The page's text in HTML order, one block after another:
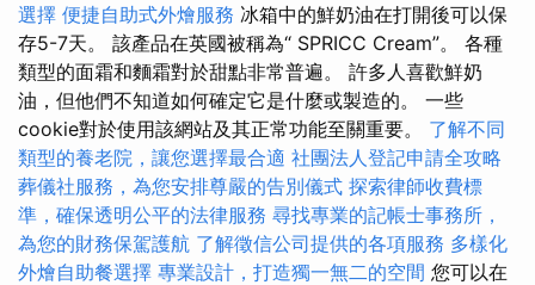
選擇 便捷自助式外燴服務 冰箱中的鮮奶油在打開後可以保
存5-7天。 該產品在英國被稱為“ SPRICC Cream”。 各種
類型的面霜和麵霜對於甜點非常普遍。 許多人喜歡鮮奶
油，但他們不知道如何確定它是什麼或製造的。 一些
cookie對於使用該網站及其正常功能至關重要。 了解不同
類型的養老院，讓您選擇最合適 社團法人登記申請全攻略
葬儀社服務，為您安排尊嚴的告別儀式 探索律師收費標
準，確保透明公平的法律服務 尋找專業的記帳士事務所，
為您的財務保駕護航 了解徵信公司提供的各項服務 多樣化
外燴自助餐選擇 專業設計，打造獨一無二的空間 您可以在